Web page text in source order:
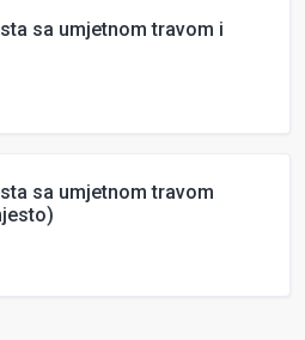
sa umjetnom travom i
sa umjetnom travom